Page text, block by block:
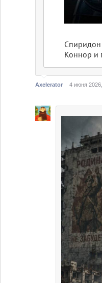
Спиридон
Коннор и
Axelerator 4 июня